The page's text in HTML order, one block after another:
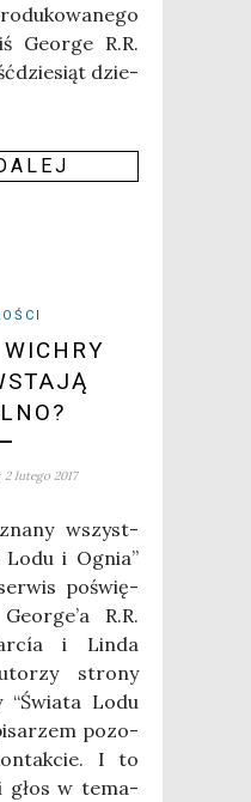
Geo­r­ge R.R.
dzie­
lutego 2017
wszyst­
i Ognia”
poświę­
R.R.
i Lin­da
stro­ny
“Świa­ta Lodu
pozo­
I to
głos w tema­